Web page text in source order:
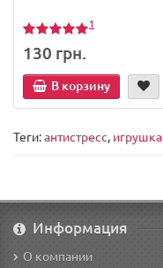
1
130 грн.
В корзину
Теги:антистресс, игрушка
Информация
О компании